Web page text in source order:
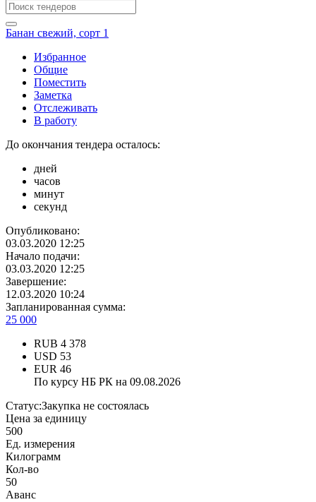
Банан свежий, сорт 1
Избранное
Общие
Поместить
Заметка
Отслеживать
В работу
До окончания тендера осталось:
дней
часов
минут
секунд
Опубликовано:
03.03.2020 12:25
Начало подачи:
03.03.2020 12:25
Завершение:
12.03.2020 10:24
Запланированная сумма:
25 000
RUB 4 378
USD 53
EUR 46
По курсу НБ РК на 09.08.2026
Статус:Закупка не состоялась
Цена за единицу
500
Ед. измерения
Килограмм
Кол-во
50
Аванс